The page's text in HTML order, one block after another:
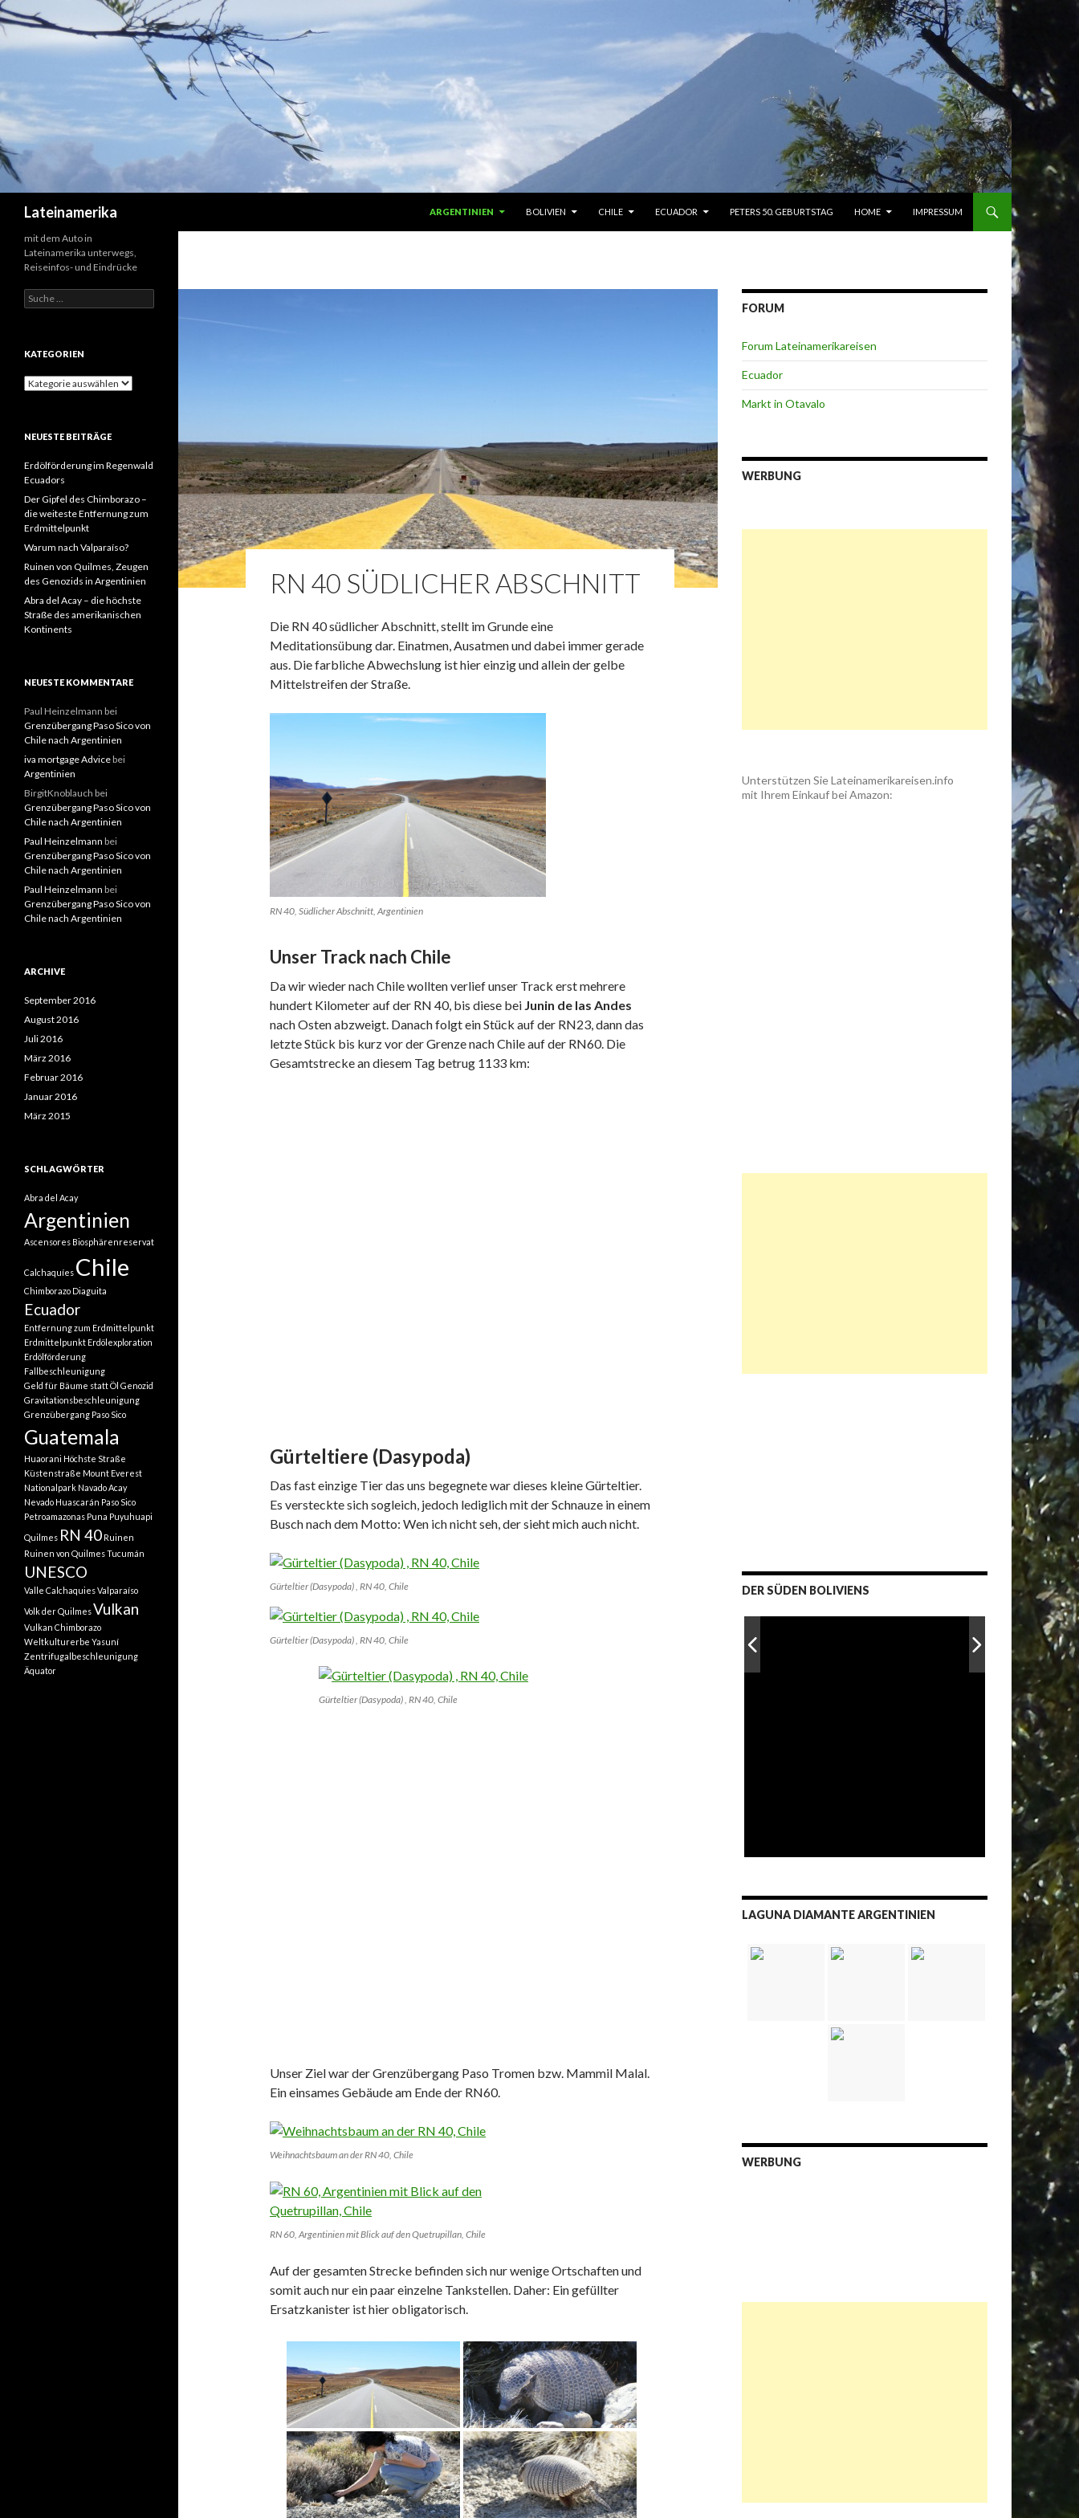
Lateinamerika
ARGENTINIEN
BOLIVIEN CHILE ECUADOR PETERS 50. GEBURTSTAG HOME IMPRESSUM
RN 40 SÜDLICHER ABSCHNITT
Die RN 40 südlicher Abschnitt, stellt im Grunde eine
Meditationsübung dar. Einatmen, Ausatmen und dabei immer gerade
aus. Die farbliche Abwechslung ist hier einzig und allein der gelbe
Mittelstreifen der Straße.
RN 40, Südlicher Abschnitt, Argentinien
Unser Track nach Chile
Da wir wieder nach Chile wollten verlief unser Track erst mehrere
hundert Kilometer auf der RN 40, bis diese bei Junin de las Andes
nach Osten abzweigt. Danach folgt ein Stück auf der RN23, dann das
letzte Stück bis kurz vor der Grenze nach Chile auf der RN60. Die
Gesamtstrecke an diesem Tag betrug 1133 km:
Gürteltiere (Dasypoda)
Das fast einzige Tier das uns begegnete war dieses kleine Gürteltier.
Es versteckte sich sogleich, jedoch lediglich mit der Schnauze in einem
Busch nach dem Motto: Wen ich nicht seh, der sieht mich auch nicht.
Gürteltier (Dasypoda) , RN 40, Chile
Gürteltier (Dasypoda) , RN 40, Chile
Gürteltier (Dasypoda) , RN 40, Chile
Unser Ziel war der Grenzübergang Paso Tromen bzw. Mammil Malal.
Ein einsames Gebäude am Ende der RN60.
Weihnachtsbaum an der RN 40, Chile
RN 60, Argentinien mit Blick auf den Quetrupillan, Chile
Auf der gesamten Strecke befinden sich nur wenige Ortschaften und
somit auch nur ein paar einzelne Tankstellen. Daher: Ein gefüllter
Ersatzkanister ist hier obligatorisch.
FORUM
Forum Lateinamerikareisen
Ecuador
Markt in Otavalo
WERBUNG
Unterstützen Sie Lateinamerikareisen.info
mit Ihrem Einkauf bei Amazon:
DER SÜDEN BOLIVIENS
LAGUNA DIAMANTE ARGENTINIEN
WERBUNG
mit dem Auto in
Lateinamerika unterwegs,
Reiseinfos- und Eindrücke
Suche
nach:
KATEGORIEN
Kategorien
NEUESTE BEITRÄGE
Erdölförderung im Regenwald
Ecuadors
Der Gipfel des Chimborazo –
die weiteste Entfernung zum
Erdmittelpunkt
Warum nach Valparaíso?
Ruinen von Quilmes, Zeugen
des Genozids in Argentinien
Abra del Acay – die höchste
Straße des amerikanischen
Kontinents
NEUESTE KOMMENTARE
Paul Heinzelmann bei
Grenzübergang Paso Sico von
Chile nach Argentinien
iva mortgage Advicebei
Argentinien
BirgitKnoblauch bei
Grenzübergang Paso Sico von
Chile nach Argentinien
Paul Heinzelmann bei
Grenzübergang Paso Sico von
Chile nach Argentinien
Paul Heinzelmann bei
Grenzübergang Paso Sico von
Chile nach Argentinien
ARCHIVE
September 2016
August 2016
Juli 2016
März 2016
Februar 2016
Januar 2016
März 2015
SCHLAGWÖRTER
Abra del Acay
Argentinien
Ascensores Biosphärenreservat
Calchaquíes Chile
Chimborazo Diaguita
Ecuador
Entfernung zum Erdmittelpunkt
Erdmittelpunkt Erdölexploration
Erdölförderung
Fallbeschleunigung
Geld für Bäume statt Öl Genozid
Gravitationsbeschleunigung
Grenzübergang Paso Sico
Guatemala
Huaorani Höchste Straße
Küstenstraße Mount Everest
Nationalpark Navado Acay
Nevado Huascarán Paso Sico
Petroamazonas Puna Puyuhuapi
Quilmes RN 40 Ruinen
Ruinen von QuilmesTucumán
UNESCO
Valle CalchaquiesValparaíso
Volk der QuilmesVulkan
Vulkan Chimborazo
Weltkulturerbe Yasuní
Zentrifugalbeschleunigung
Äquator